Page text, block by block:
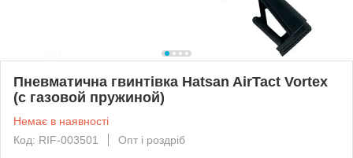
Пневматична гвинтівка Hatsan AirTact Vortex
(с газовой пружиной)
Немає в наявності
Код: RIF-003501
Опт і роздріб